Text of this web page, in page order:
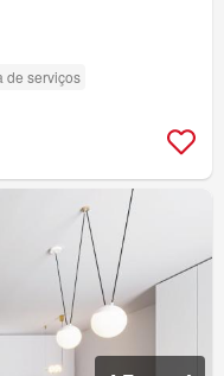
de serviços